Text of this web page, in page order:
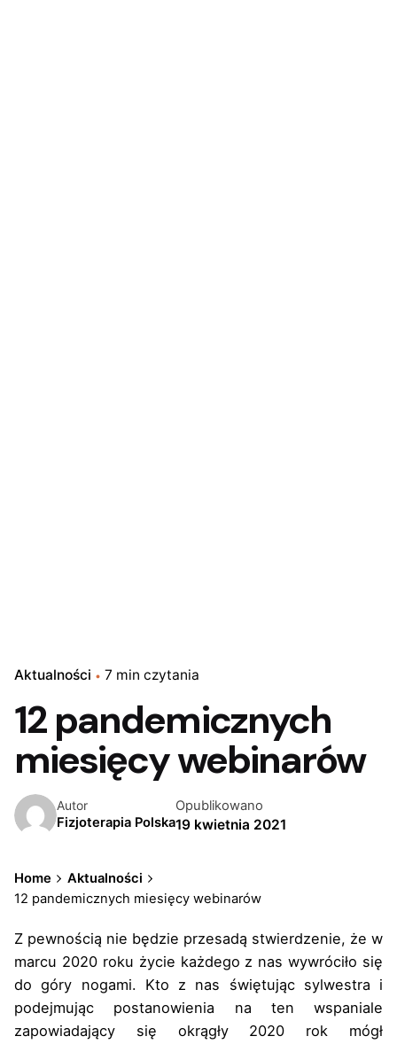
Aktualności 7 min czytania
12 pandemicznych
miesięcy webinarów
Autor
Fizjoterapia Polska
Opublikowano
19 kwietnia 2021
Home
Aktualności
12 pandemicznych miesięcy webinarów
Z pewnością nie będzie przesadą stwierdzenie, że w
marcu 2020 roku życie każdego z nas wywróciło się
do góry nogami. Kto z nas świętując sylwestra i
podejmując postanowienia na ten wspaniale
zapowiadający się okrągły 2020 rok mógł